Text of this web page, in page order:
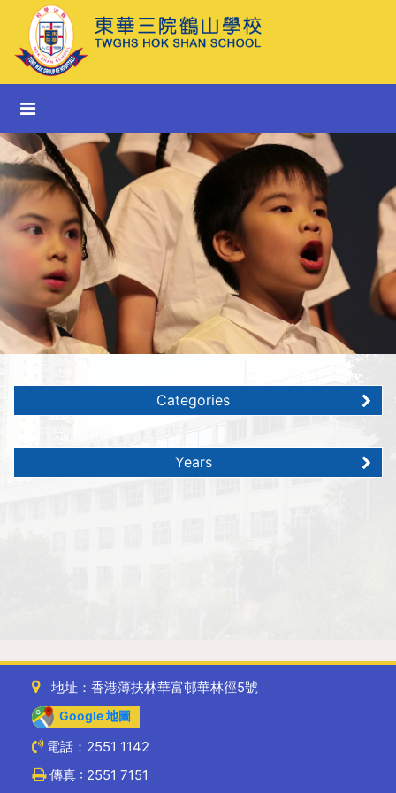
Categories
Years
地址：香港薄扶林華富邨華林徑5號
Google 地圖
電話：2551 1142
傳真 : 2551 7151